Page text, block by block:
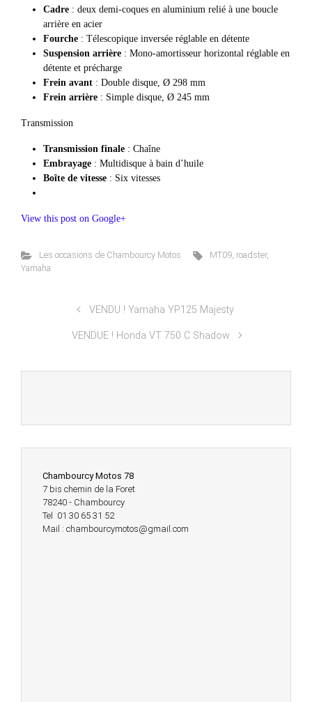
Cadre : deux demi-coques en aluminium relié à une boucle
arrière en acier
Fourche : Télescopique inversée réglable en détente
Suspension arrière : Mono-amortisseur horizontal réglable en
détente et précharge
Frein avant : Double disque, Ø 298 mm
Frein arrière : Simple disque, Ø 245 mm
Transmission
Transmission finale : Chaîne
Embrayage : Multidisque à bain d’huile
Boîte de vitesse : Six vitesses
View this post on Google+
Les occasions de Chambourcy Motos MT09, roadster,
Yamaha
VENDU ! Yamaha YP125 Majesty
VENDUE ! Honda VT 750 C Shadow
Chambourcy Motos 78
7 bis chemin de la Foret
78240 - Chambourcy
Tel 01 30 65 31 52
Mail : chambourcymotos@gmail.com